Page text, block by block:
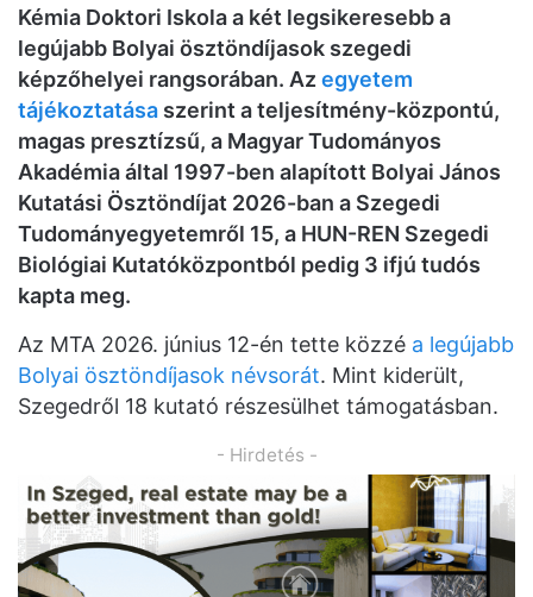
Kémia Doktori Iskola a két legsikeresebb a
legújabb Bolyai ösztöndíjasok szegedi
képzőhelyei rangsorában. Az egyetem
tájékoztatása szerint a teljesítmény-központú,
magas presztízsű, a Magyar Tudományos
Akadémia által 1997-ben alapított Bolyai János
Kutatási Ösztöndíjat 2026-ban a Szegedi
Tudományegyetemről 15, a HUN-REN Szegedi
Biológiai Kutatóközpontból pedig 3 ifjú tudós
kapta meg.
Az MTA 2026. június 12-én tette közzé a legújabb
Bolyai ösztöndíjasok névsorát. Mint kiderült,
Szegedről 18 kutató részesülhet támogatásban.
- Hirdetés -